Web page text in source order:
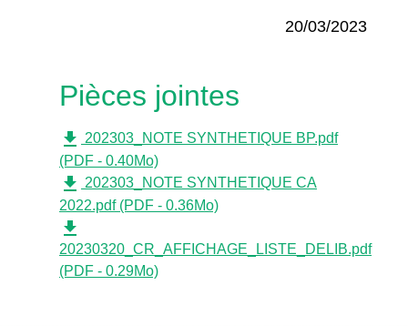
20/03/2023
Pièces jointes
file_download 202303_NOTE SYNTHETIQUE BP.pdf
(PDF - 0.40Mo)
file_download 202303_NOTE SYNTHETIQUE CA
2022.pdf (PDF - 0.36Mo)
file_download
20230320_CR_AFFICHAGE_LISTE_DELIB.pdf
(PDF - 0.29Mo)